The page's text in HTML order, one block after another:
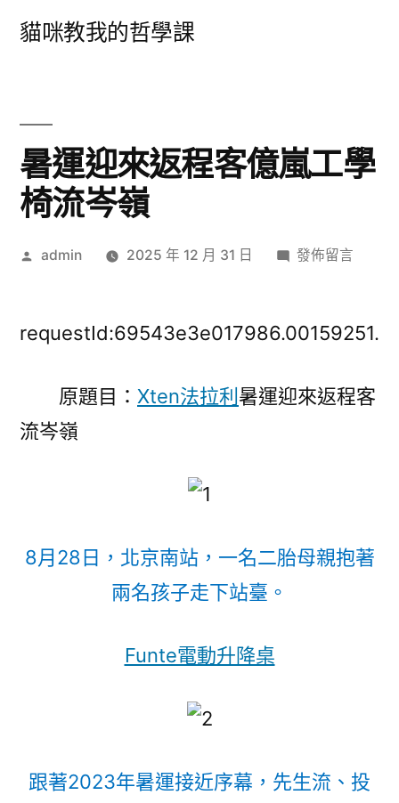
貓咪教我的哲學課
暑運迎來返程客億嵐工學
椅流岑嶺
作
admin 2025 年 12 月 31 日
在
迎
程
椅
發佈留言
requestId:69543e3e017986.00159251.
原題目： Xten法拉利 暑運迎來返程客
流岑嶺
8月28日，北京南站，一名二胎母親抱著
兩名孩子走下站臺。
Funte電動升降桌
跟著2023年暑運接近序幕，先生流、投